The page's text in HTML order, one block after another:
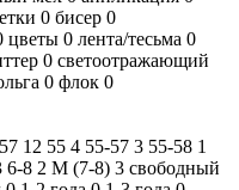
0 бисер 0
цветы 0 лента/тесьма 0
0 светоотражающий
0 флок 0
12 55 4 55-57 3 55-58 1
6-8 2 M (7-8) 3 свободный